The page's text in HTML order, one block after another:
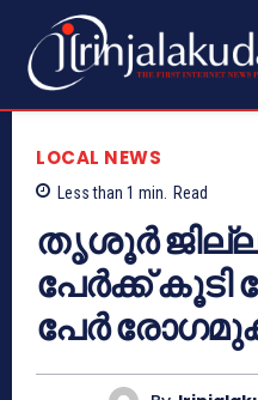
LOCAL NEWS
Less than 1 min. Read
തൃശൂർ
പേർക്ക്
പേർ